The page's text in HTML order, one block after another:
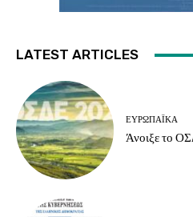
LATEST ARTICLES
ΕΥΡΩΠΑΪΚΆ
Άνοιξε το